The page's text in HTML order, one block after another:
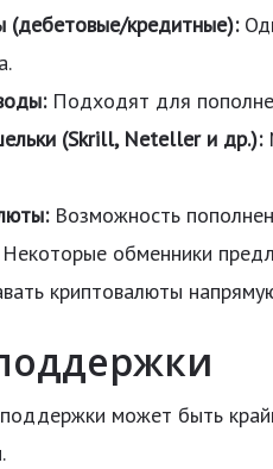
(дебетовые/кредитные):
Подходят для
(Skrill, Neteller и др.):
Возможность
обменники
криптовалюты
может быть